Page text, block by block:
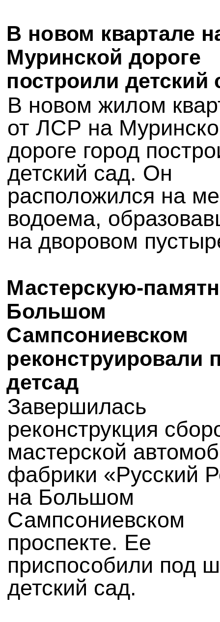
В новом квартале
Муринской дороге
построили детский
В новом жилом
от ЛСР на
дороге город
детский сад. Он
расположился на
водоема,
на дворовом
Мастерскую-
Большом
Сампсониевском
реконструировали
детсад
Завершилась
реконструкция
мастерской
фабрики «Русский
на Большом
Сампсониевском
проспекте. Ее
приспособили под
детский сад.